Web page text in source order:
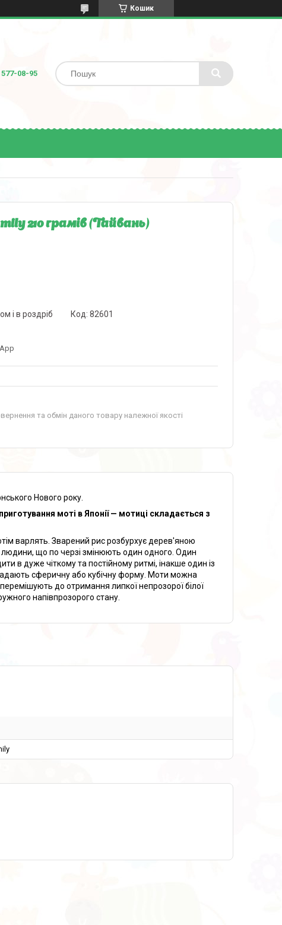
Кошик
08-95
210 грамів (Тайвань)
і в роздріб Код: 82601
та обмін даного товару належної якості
Нового року.
моті в Японії — мотиці складається з
варлять. Зварений рис розбурхує дерев'яною
людини, що по черзі змінюють один одного. Один
в дуже чіткому та постійному ритмі, інакше один із
сферичну або кубічну форму. Моти можна
до отримання липкої непрозорої білої
напівпрозорого стану.